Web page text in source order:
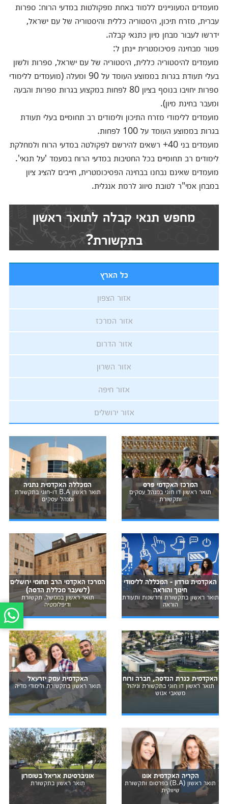
מועמדים המעוניינים ללמוד באחת מפקולטות במדעי הרוח: ספרות
עברית, מזרח תיכון, היסטוריה כללית והיסטוריה של עם ישראל,
ידרשו לעבור מבחן מיון כתנאי קבלה.
פטור מבחינה פסיכומטרית יינתן ל:
מועמדים להיסטוריה כללית, היסטוריה של עם ישראל, ספרות ולשון
בעלי תעודת בגרות בממוצע העומד על 90 ומעלה (מועמדים ללימודי
ספרות יחויבו בנוסף בציון 80 לפחות במקצוע בגרות ספרות והבעה
ומעבר בחינת מיון).
מועמדים ללימודי מזרח התיכון ולימודים רב תחומיים בעלי תעודת
בגרות בממוצע העומד על 100 לפחות.
מועמדים בני 40+ רשאים להירשם לפקולטה במדעי הרוח ולמחלקת
לימודים רב תחומיים בכל החטיבות במדעי הרוח במעמד 'על תנאי'.
מועמדים שאינם נבחנו בבחינה הפסיכומטרית, חייבים להציג ציון
במבחן אמי"ר לטובת סיווג לרמת אנגלית.
מחפש תנאי קבלה לתואר ראשון
בתקשורת?
כל הארץ
אזור הצפון
אזור המרכז
אזור הדרום
אזור השרון
אזור חיפה
אזור ירושלים
המרכז האקדמי פרס
תואר ראשון דו חוגי במנהל עסקים
ותקשורת
המכללה האקדמית נתניה
תואר ראשון B.A דו-חוגי בתקשורת
ומנהל עסקים
האקדמית גורדון - המכללה ללימודי
חינוך והוראה
תואר ראשון בתקשורת וחדשנות ותעודת
הוראה
המרכז האקדמי הרב תחומי ירושלים
(לשעבר מכללת הדסה)
תואר ראשון בממשל, תקשורת
ודיפלומטיה
האקדמית כנרת הנדסה, חברה ורוח
תואר ראשון דו חוגי בתקשורת וניהול
משאבי אנוש
האקדמית עמק יזרעאל
תואר ראשון בתקשורת ולימודי מדיה
הקריה האקדמית אונו
תואר ראשון (B.A) בפרסום ותקשורת
שיווקית
אוניברסיטת אריאל בשומרון
תואר ראשון בתקשורת